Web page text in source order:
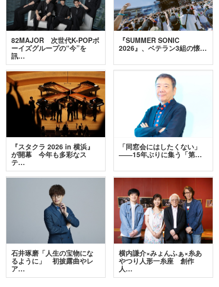
82MAJOR 次世代K-POPボ
ーイズグループの“今”を
訊…
『SUMMER SONIC
2026』、ベテラン3組の懐…
『スタクラ 2026 in 横浜』
が開幕 今年も多彩なス
テ…
「同窓会にはしたくない」
――15年ぶりに集う「第…
石井琢磨「人生の宝物にな
るように」 初披露曲やレ
ア…
横内謙介×みょんふぁ×糸あ
やつり人形一糸座 創作
人…